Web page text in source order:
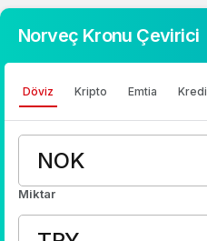
Norveç Kronu Çevirici
Döviz Kripto Emtia Kredi
Miktar